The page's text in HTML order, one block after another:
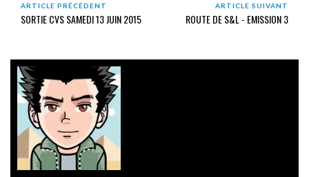
ARTICLE PRÉCÉDENT
SORTIE CVS SAMEDI 13 JUIN 2015
ARTICLE SUIVANT
ROUTE DE S&L - EMISSION 3